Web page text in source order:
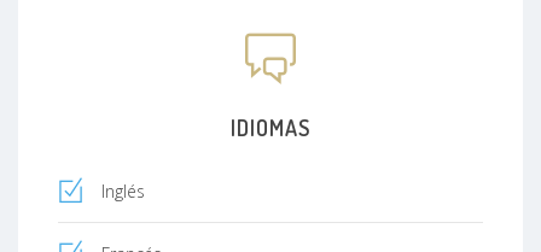
IDIOMAS
Inglés